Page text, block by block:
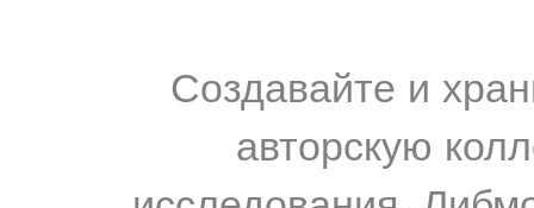
Создавайте и
авторскую